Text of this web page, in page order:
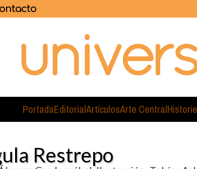
PortadaEditorialArtículosArte Central
Restrepo